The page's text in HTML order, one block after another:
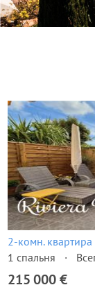
2-комн. квартира
1 спальня
215 000 €